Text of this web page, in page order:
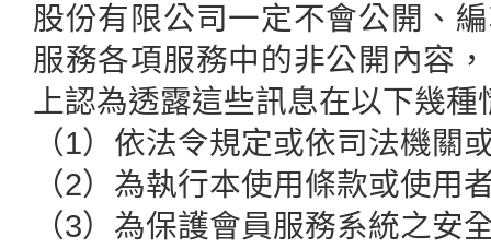
股份有限公司一定不會公開、
服務各項服務中的非公開內容
上認為透露這些訊息在以下幾種
（1）依法令規定或依司法機關
（2）為執行本使用條款或使用
（3）為保護會員服務系統之安